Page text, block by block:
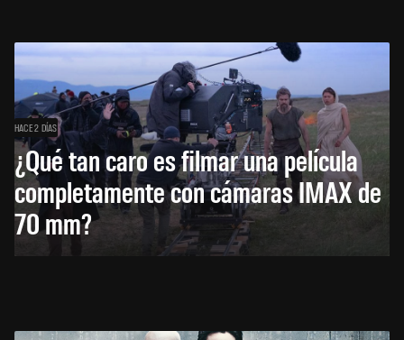
HACE 2 DÍAS
¿Qué tan caro es filmar una película
completamente con cámaras IMAX de
70 mm?